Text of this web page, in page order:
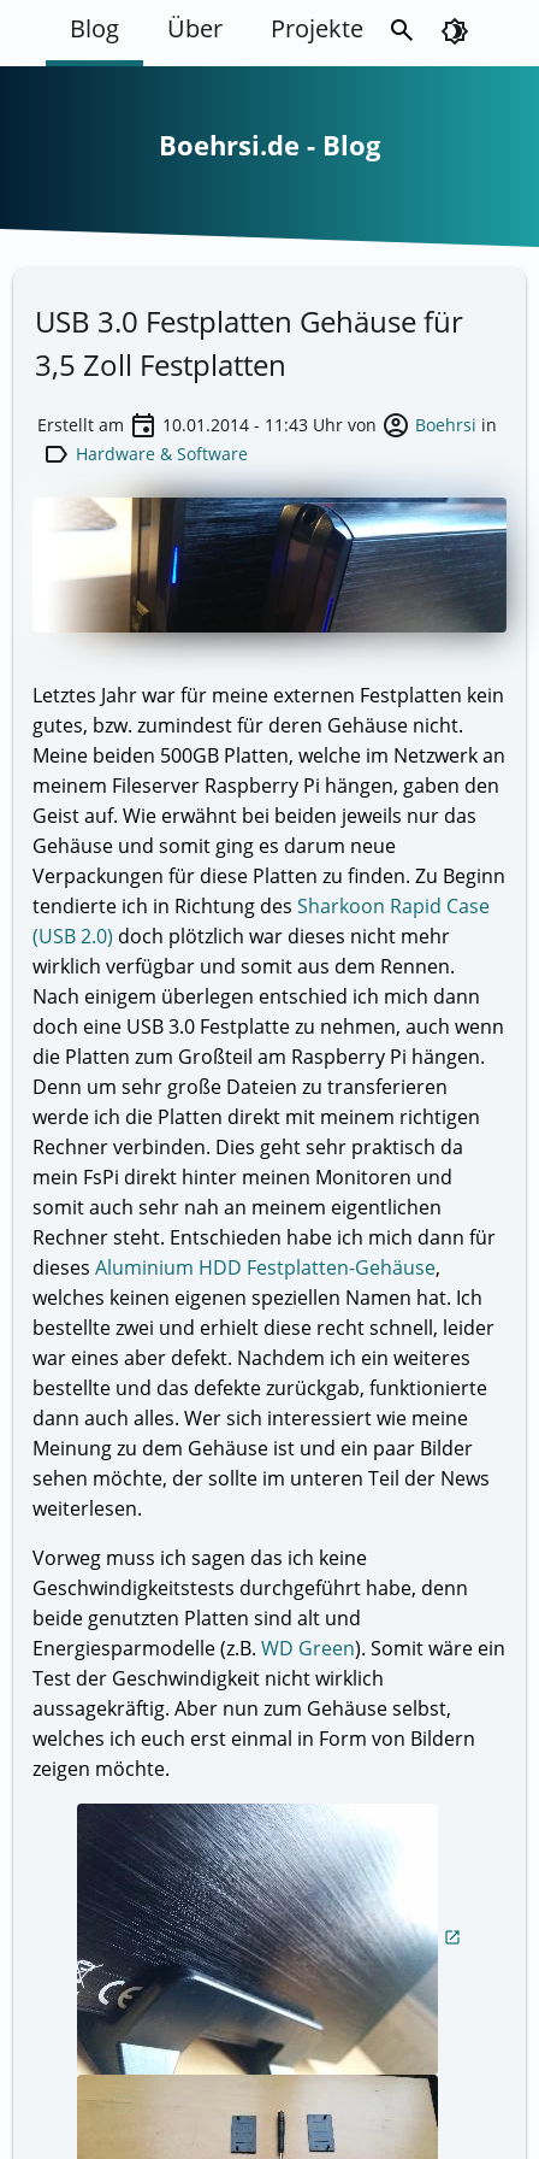
Blog Über Projekte search brightness_4
Boehrsi.de - Blog
USB 3.0 Festplatten Gehäuse für
3,5 Zoll Festplatten
Erstellt am event 10.01.2014 - 11:43 Uhr von account_circle Boehrsi in
label Hardware & Software
Letztes Jahr war für meine externen Festplatten kein
gutes, bzw. zumindest für deren Gehäuse nicht.
Meine beiden 500GB Platten, welche im Netzwerk an
meinem Fileserver Raspberry Pi hängen, gaben den
Geist auf. Wie erwähnt bei beiden jeweils nur das
Gehäuse und somit ging es darum neue
Verpackungen für diese Platten zu finden. Zu Beginn
tendierte ich in Richtung desSharkoon Rapid Case
(USB 2.0) doch plötzlich war dieses nicht mehr
wirklich verfügbar und somit aus dem Rennen.
Nach einigem überlegen entschied ich mich dann
doch eine USB 3.0 Festplatte zu nehmen, auch wenn
die Platten zum Großteil am Raspberry Pi hängen.
Denn um sehr große Dateien zu transferieren
werde ich die Platten direkt mit meinem richtigen
Rechner verbinden. Dies geht sehr praktisch da
mein FsPi direkt hinter meinen Monitoren und
somit auch sehr nah an meinem eigentlichen
Rechner steht. Entschieden habe ich mich dann für
diesesAluminium HDD Festplatten-Gehäuse,
welches keinen eigenen speziellen Namen hat. Ich
bestellte zwei und erhielt diese recht schnell, leider
war eines aber defekt. Nachdem ich ein weiteres
bestellte und das defekte zurückgab, funktionierte
dann auch alles. Wer sich interessiert wie meine
Meinung zu dem Gehäuse ist und ein paar Bilder
sehen möchte, der sollte im unteren Teil der News
weiterlesen.
Vorweg muss ich sagen das ich keine
Geschwindigkeitstests durchgeführt habe, denn
beide genutzten Platten sind alt und
Energiesparmodelle (z.B.WD Green). Somit wäre ein
Test der Geschwindigkeit nicht wirklich
aussagekräftig. Aber nun zum Gehäuse selbst,
welches ich euch erst einmal in Form von Bildern
zeigen möchte.
open_in_new